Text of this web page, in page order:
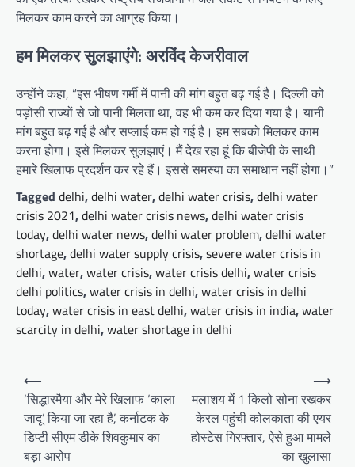
मिलकर काम करने का आग्रह किया।
हम मिलकर सुलझाएंगे: अरविंद केजरीवाल
उन्होंने कहा, “इस भीषण गर्मी में पानी की मांग बहुत बढ़ गई है। दिल्ली को
पड़ोसी राज्यों से जो पानी मिलता था, वह भी कम कर दिया गया है। यानी
मांग बहुत बढ़ गई है और सप्लाई कम हो गई है। हम सबको मिलकर काम
करना होगा। इसे मिलकर सुलझाएं। मैं देख रहा हूं कि बीजेपी के साथी
हमारे खिलाफ प्रदर्शन कर रहे हैं। इससे समस्या का समाधान नहीं होगा।”
Tagged delhi,delhi water,delhi water crisis,delhi water
crisis 2021,delhi water crisis news,delhi water crisis
today,delhi water news,delhi water problem,delhi water
shortage,delhi water supply crisis,severe water crisis in
delhi,water,water crisis,water crisis delhi,water crisis
delhi politics,water crisis in delhi,water crisis in delhi
today,water crisis in east delhi,water crisis in india,water
scarcity in delhi,water shortage in delhi
Post
navigation
⟵
‘सिद्धारमैया और मेरे खिलाफ ‘काला
जादू’ किया जा रहा है’, कर्नाटक के
डिप्टी सीएम डीके शिवकुमार का
बड़ा आरोप
मलाशय में 1 किलो सोना रखकर
केरल पहुंची कोलकाता की एयर
होस्टेस गिरफ्तार, ऐसे हुआ मामले
का खुलासा
⟶